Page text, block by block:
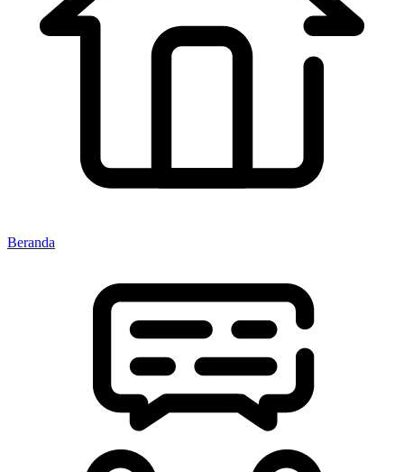
Beranda